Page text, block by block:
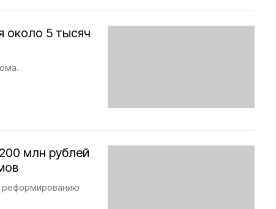
около 5 тысяч
млн рублей
реформированию